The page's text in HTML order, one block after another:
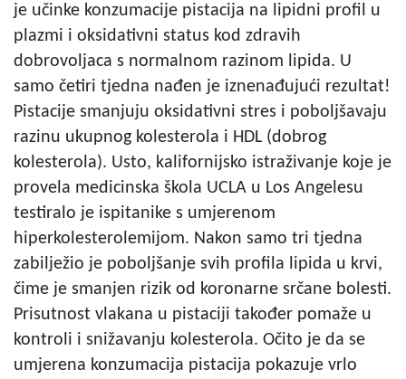
je učinke konzumacije pistacija na lipidni profil u
plazmi i oksidativni status kod zdravih
dobrovoljaca s normalnom razinom lipida. U
samo četiri tjedna nađen je iznenađujući rezultat!
Pistacije smanjuju oksidativni stres i poboljšavaju
razinu ukupnog kolesterola i HDL (dobrog
kolesterola). Usto, kalifornijsko istraživanje koje je
provela medicinska škola UCLA u Los Angelesu
testiralo je ispitanike s umjerenom
hiperkolesterolemijom. Nakon samo tri tjedna
zabilježio je poboljšanje svih profila lipida u krvi,
čime je smanjen rizik od koronarne srčane bolesti.
Prisutnost vlakana u pistaciji također pomaže u
kontroli i snižavanju kolesterola. Očito je da se
umjerena konzumacija pistacija pokazuje vrlo